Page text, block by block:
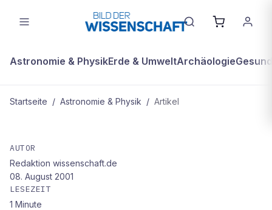
Astronomie & PhysikErde & UmweltArchäologie
Startseite / Astronomie & Physik / Artikel
Galileo-Vorbeiflug an Io gelungen
AUTOR
Redaktion wissenschaft.de
08. August 2001
LESEZEIT
1 Minute